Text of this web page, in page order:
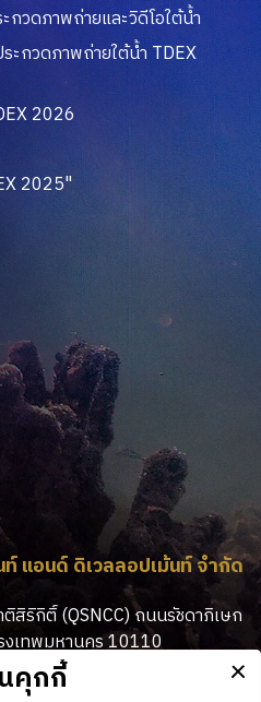
กวดภาพถ่ายและวิดีโอใต้น้ำ
ะกวดภาพถ่ายใต้น้ำ TDEX
2026
2025"
แอนด์ ดิเวลลอปเม้นท์ จำกัด
สิริกิติ์ (QSNCC) ถนนรัชดาภิเษก
งเทพมหานคร 10110